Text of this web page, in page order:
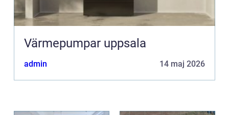
Värmepumpar uppsala
admin 14 maj 2026